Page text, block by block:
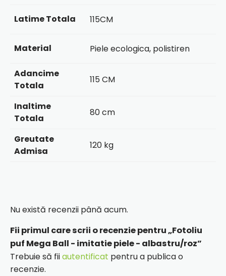
Latime Totala 115CM
Material Piele ecologica, polistiren
Adancime
Totala
115 CM
Inaltime
Totala
80 cm
Greutate
Admisa
120 kg
Nu există recenzii până acum.
Fii primul care scrii o recenzie pentru „Fotoliu
puf Mega Ball - imitatie piele - albastru/roz”
Trebuie să fiiautentificat pentru a publica o
recenzie.